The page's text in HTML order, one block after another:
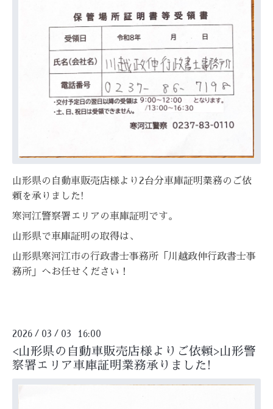
山形県の自動車販売店様より2台分車庫証明業務のご依
頼を承りました!
寒河江警察署エリアの車庫証明です。
山形県で車庫証明の取得は、
山形県寒河江市の行政書士事務所「川越政伸行政書士事
務所」へお任せください！
2026 / 03 / 03 16:00
<山形県の自動車販売店様よりご依頼>山形警
察署エリア車庫証明業務承りました!